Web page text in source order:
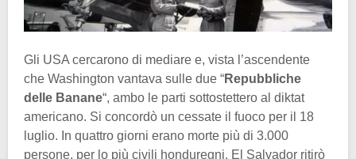
Gli USA cercarono di mediare e, vista l’ascendente
che Washington vantava sulle due “Repubbliche
delle Banane“, ambo le parti sottostettero al diktat
americano. Si concordò un cessate il fuoco per il 18
luglio. In quattro giorni erano morte più di 3.000
persone, per lo più civili honduregni. El Salvador ritirò